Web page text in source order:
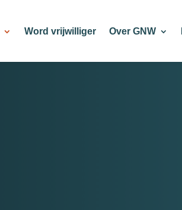
Word vrijwilliger Over GNW